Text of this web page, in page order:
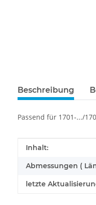
Beschreibung
Passend für 1701-.../
Produkteigenschaft
Wert
Inhalt:
Abmessungen (
letzte